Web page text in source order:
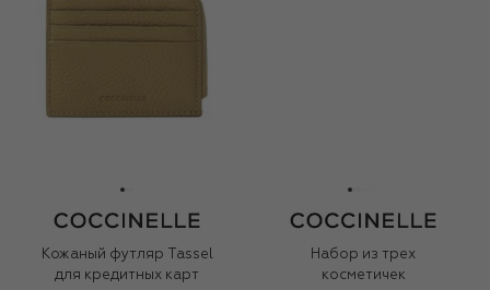
Кожаный футляр Tassel
для кредитных карт
Набор из трех
косметичек